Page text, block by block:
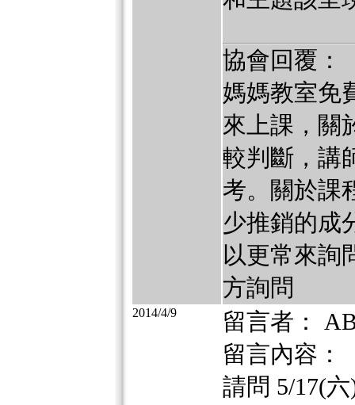
協會回覆：
媽媽教室免
來上課，關
較判斷，講
考。關於課
少推銷的成
以更常來詢
方詢問
2014/4/9
留言者：
留言內容：
請問 5/17(